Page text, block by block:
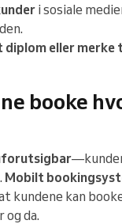
i sosiale
eller merke
booke
Mobilt
kundene kan
og da.